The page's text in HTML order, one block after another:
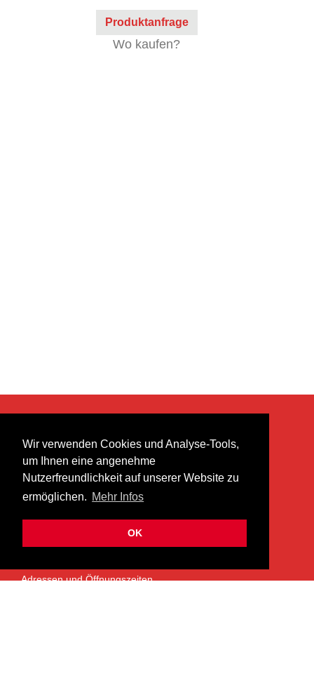
Wir verwenden Cookies und Analyse-Tools,
um Ihnen eine angenehme
Nutzerfreundlichkeit auf unserer Website zu
ermöglichen. Mehr Infos
OK
Produktanfrage
Wo kaufen?
heer musik ag
Lättenstrasse 35
8952 Schlieren
info@heermusic.com
ÜBER UNS
Adressen und Öffnungszeiten